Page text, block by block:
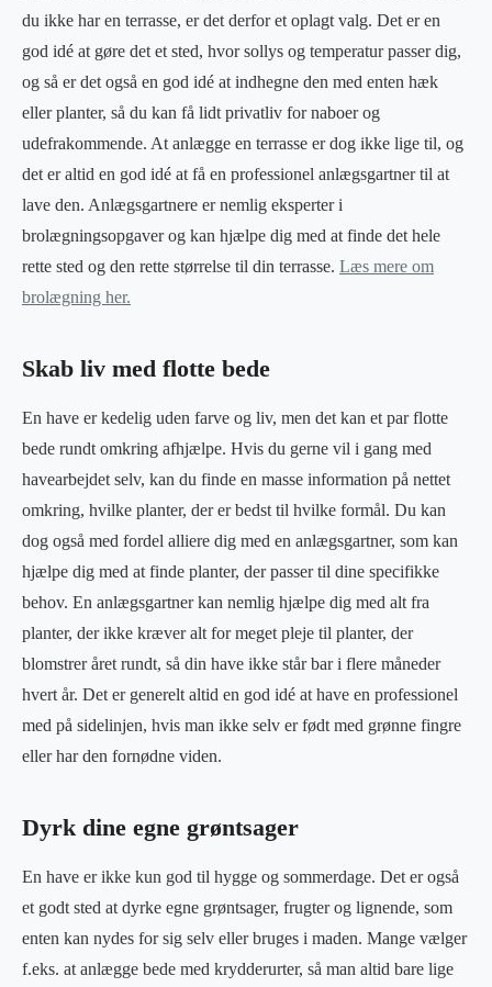
du ikke har en terrasse, er det derfor et oplagt valg. Det er en
god idé at gøre det et sted, hvor sollys og temperatur passer dig,
og så er det også en god idé at indhegne den med enten hæk
eller planter, så du kan få lidt privatliv for naboer og
udefrakommende. At anlægge en terrasse er dog ikke lige til, og
det er altid en god idé at få en professionel anlægsgartner til at
lave den. Anlægsgartnere er nemlig eksperter i
brolægningsopgaver og kan hjælpe dig med at finde det hele
rette sted og den rette størrelse til din terrasse. Læs mere om
brolægning her.
Skab liv med flotte bede
En have er kedelig uden farve og liv, men det kan et par flotte
bede rundt omkring afhjælpe. Hvis du gerne vil i gang med
havearbejdet selv, kan du finde en masse information på nettet
omkring, hvilke planter, der er bedst til hvilke formål. Du kan
dog også med fordel alliere dig med en anlægsgartner, som kan
hjælpe dig med at finde planter, der passer til dine specifikke
behov. En anlægsgartner kan nemlig hjælpe dig med alt fra
planter, der ikke kræver alt for meget pleje til planter, der
blomstrer året rundt, så din have ikke står bar i flere måneder
hvert år. Det er generelt altid en god idé at have en professionel
med på sidelinjen, hvis man ikke selv er født med grønne fingre
eller har den fornødne viden.
Dyrk dine egne grøntsager
En have er ikke kun god til hygge og sommerdage. Det er også
et godt sted at dyrke egne grøntsager, frugter og lignende, som
enten kan nydes for sig selv eller bruges i maden. Mange vælger
f.eks. at anlægge bede med krydderurter, så man altid bare lige